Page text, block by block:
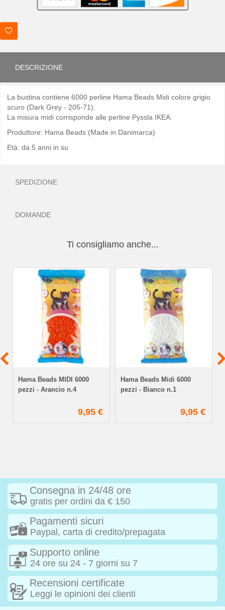
DESCRIZIONE
La bustina contiene 6000 perline Hama Beads Midi colore grigio
scuro (Dark Grey - 205-71).
La misura midi corrisponde alle perline Pyssla IKEA.
Produttore: Hama Beads (Made in Danimarca)
Età: da 5 anni in su
SPEDIZIONE
DOMANDE
Ti consigliamo anche...
Hama Beads MIDI 6000
pezzi - Arancio n.4
9,95 €
Hama Beads Midi 6000
pezzi - Bianco n.1
9,95 €
Consegna in 24/48 ore
gratis per ordini da € 150
Pagamenti sicuri
Paypal, carta di credito/prepagata
Supporto online
24 ore su 24 - 7 giorni su 7
Recensioni certificate
Leggi le opinioni dei clienti